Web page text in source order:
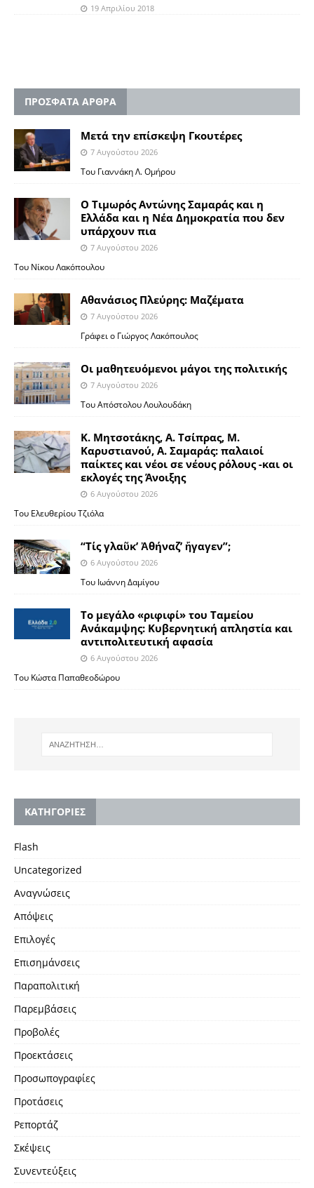
19 Απριλίου 2018
ΠΡΟΣΦΑΤΑ ΑΡΘΡΑ
Μετά την επίσκεψη Γκουτέρες
7 Αυγούστου 2026
Του Γιαννάκη Λ. Ομήρου
Ο Τιμωρός Αντώνης Σαμαράς και η
Ελλάδα και η Νέα Δημοκρατία που δεν
υπάρχουν πια
7 Αυγούστου 2026
Του Νίκου Λακόπουλου
Αθανάσιος Πλεύρης: Μαζέματα
7 Αυγούστου 2026
Γράφει ο Γιώργος Λακόπουλος
Οι μαθητευόμενοι μάγοι της πολιτικής
7 Αυγούστου 2026
Του Απόστολου Λουλουδάκη
Κ. Μητσοτάκης, Α. Τσίπρας, Μ.
Καρυστιανού, Α. Σαμαράς: παλαιοί
παίκτες και νέοι σε νέους ρόλους -και οι
εκλογές της Άνοιξης
6 Αυγούστου 2026
Του Ελευθερίου Τζιόλα
“Τίς γλαῦκ’ Ἀθήναζ’ ἤγαγεν”;
6 Αυγούστου 2026
Του Ιωάννη Δαμίγου
Το μεγάλο «ριφιφί» του Ταμείου
Ανάκαμψης: Κυβερνητική απληστία και
αντιπολιτευτική αφασία
6 Αυγούστου 2026
Του Κώστα Παπαθεοδώρου
KΑΤΗΓΟΡΙΕΣ
Flash
Uncategorized
Αναγνώσεις
Απόψεις
Επιλογές
Επισημάνσεις
Παραπολιτική
Παρεμβάσεις
Προβολές
Προεκτάσεις
Προσωπογραφίες
Προτάσεις
Ρεπορτάζ
Σκέψεις
Συνεντεύξεις